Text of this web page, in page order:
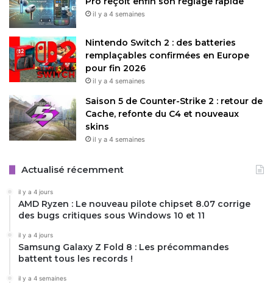
CD Projekt Red
Copy URL
il y a 4 semaines
Nintendo Switch 2 : des batteries
remplaçables confirmées en Europe
pour fin 2026
il y a 4 semaines
Saison 5 de Counter-Strike 2 : retour de
Cache, refonte du C4 et nouveaux
skins
il y a 4 semaines
Actualisé récemment
il y a 4 jours
AMD Ryzen : Le nouveau pilote chipset 8.07 corrige
des bugs critiques sous Windows 10 et 11
il y a 4 jours
Samsung Galaxy Z Fold 8 : Les précommandes
battent tous les records !
il y a 4 semaines